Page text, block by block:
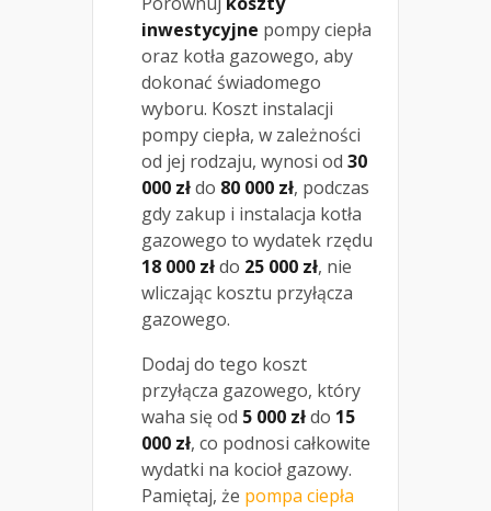
inwestycyjne pompy ciepła
oraz kotła gazowego, aby
dokonać świadomego
wyboru. Koszt instalacji
pompy ciepła, w zależności
od jej rodzaju, wynosi od 30
000 złdo 80 000 zł, podczas
gdy zakup i instalacja kotła
gazowego to wydatek rzędu
18 000 złdo 25 000 zł, nie
wliczając kosztu przyłącza
gazowego.
Dodaj do tego koszt
przyłącza gazowego, który
waha się od 5 000 złdo 15
000 zł, co podnosi całkowite
wydatki na kocioł gazowy.
Pamiętaj, że pompa ciepła